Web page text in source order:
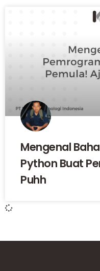
Mengenal
Python Buat
Puhh